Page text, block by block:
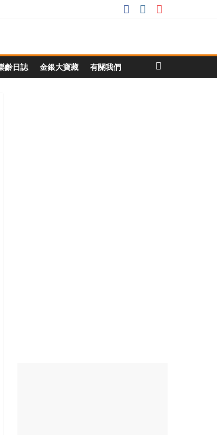
齡日誌 金銀大寶藏 有關我們